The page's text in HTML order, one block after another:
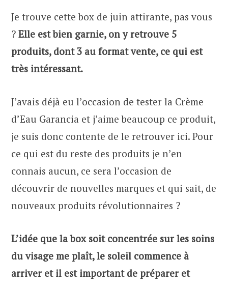
Je trouve cette box de juin attirante, pas vous
? Elle est bien garnie, on y retrouve 5
produits, dont 3 au format vente, ce qui est
très intéressant.
J’avais déjà eu l’occasion de tester la Crème
d’Eau Garancia et j’aime beaucoup ce produit,
je suis donc contente de le retrouver ici. Pour
ce qui est du reste des produits je n’en
connais aucun, ce sera l’occasion de
découvrir de nouvelles marques et qui sait, de
nouveaux produits révolutionnaires ?
L’idée que la box soit concentrée sur les soins
du visage me plaît, le soleil commence à
arriver et il est important de préparer et